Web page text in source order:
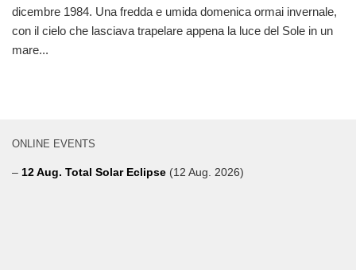
dicembre 1984. Una fredda e umida domenica ormai invernale,
con il cielo che lasciava trapelare appena la luce del Sole in un
mare...
ONLINE EVENTS
– 12 Aug. Total Solar Eclipse (12 Aug. 2026)